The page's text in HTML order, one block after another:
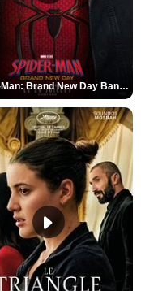
Spider-Man: Brand New Day Bande-annonce VO STFR